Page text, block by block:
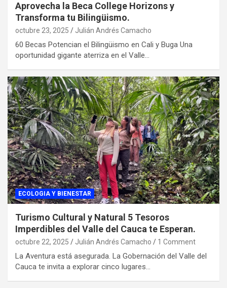
Aprovecha la Beca College Horizons y
Transforma tu Bilingüismo.
octubre 23, 2025 Julián Andrés Camacho
60 Becas Potencian el Bilingüismo en Cali y Buga Una
oportunidad gigante aterriza en el Valle…
ECOLOGIA Y BIENESTAR
Turismo Cultural y Natural 5 Tesoros
Imperdibles del Valle del Cauca te Esperan.
octubre 22, 2025 Julián Andrés Camacho 1 Comment
La Aventura está asegurada. La Gobernación del Valle del
Cauca te invita a explorar cinco lugares…